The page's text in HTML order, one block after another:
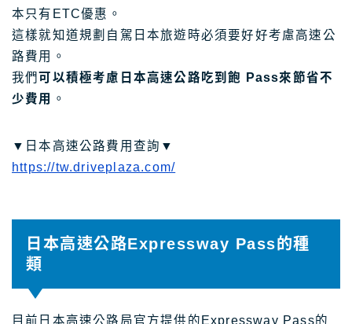
本只有ETC優惠。
這樣就知道規劃自駕日本旅遊時必須要好好考慮高速公
路費用。
我們可以積極考慮日本高速公路吃到飽 Pass來節省不
少費用 。
▼日本高速公路費用查詢▼
https://tw.driveplaza.com/
日本高速公路Expressway Pass的種
類
目前日本高速公路局官方提供的Expressway Pass的